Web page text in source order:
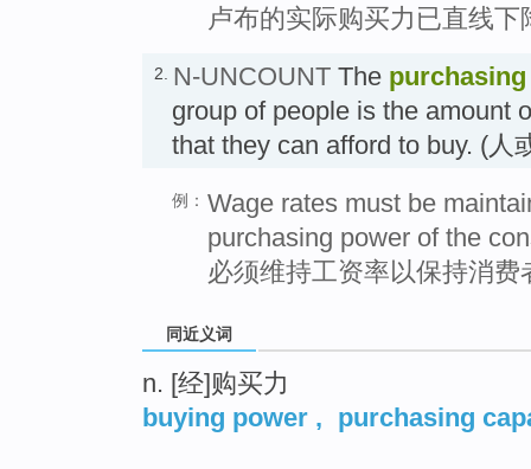
卢布的实际购买力已直线下
2. N-UNCOUNT The
group of people is the amount
that they can afford to buy. (
例： Wage rates must be
purchasing power of the
必须维持工资率以保持消费
同近义词
n. [经]购买力
buying power , purchasing